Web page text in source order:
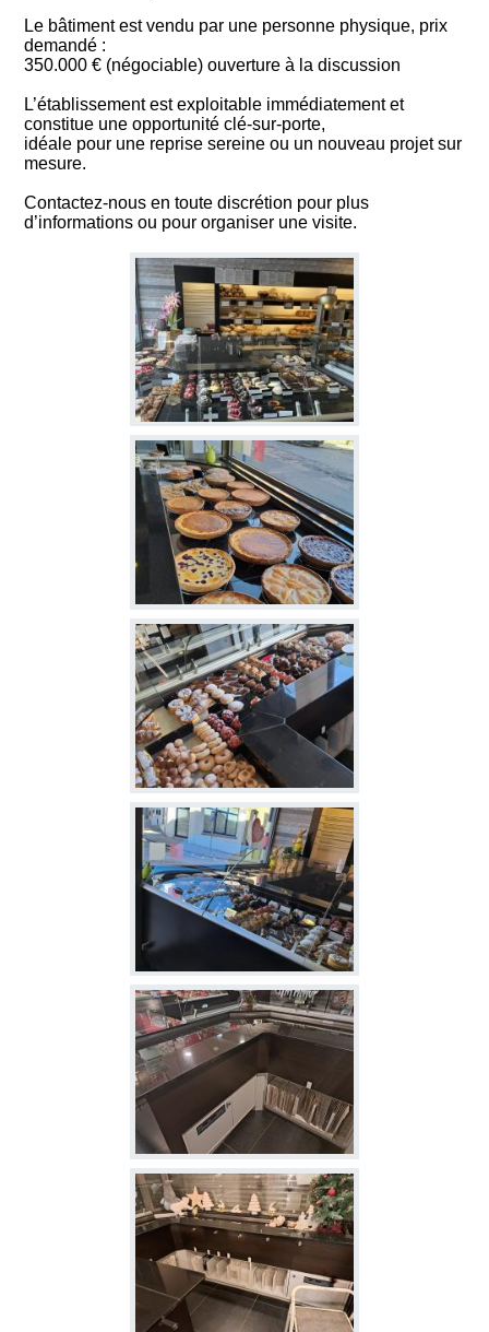
Le bâtiment est vendu par une personne physique, prix
demandé :
350.000 € (négociable) ouverture à la discussion
L’établissement est exploitable immédiatement et
constitue une opportunité clé-sur-porte,
idéale pour une reprise sereine ou un nouveau projet sur
mesure.
Contactez-nous en toute discrétion pour plus
d’informations ou pour organiser une visite.